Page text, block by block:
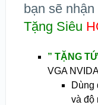
bạn sẽ
Tặng Siêu
” TẶNG
VGA
Dùng
và độ